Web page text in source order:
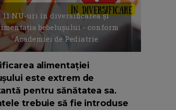
11 NU-uri in diversificarea și
bebelușului - conform
Academiei de Pediatrie
alimentației
este extrem de
pentru sănătatea sa.
trebuie să fie introduse